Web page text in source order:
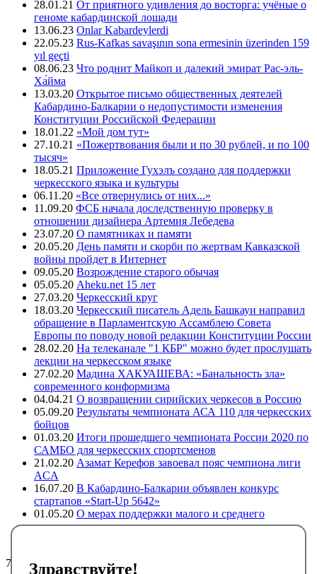
28.01.21 От приятного удивления до восторга: учёные о
геноме кабардинской лошади
13.06.23 Onlar Kabardeylerdi
22.05.23 Rus-Kafkas savaşının sona ermesinin üzerinden 159
yıl geçti
08.06.23 Что роднит Майкоп и далекий эмират Рас-эль-
Ха́йма
13.03.20 Открытое письмо общественных деятелей
Кабардино-Балкарии о недопустимости изменения
Конституции Российской Федерации
18.01.22 «Мой дом тут»
27.10.21 «Пожертвования были и по 30 рублей, и по 100
тысяч»
18.05.21 Приложение Гухэлъ создано для поддержки
черкесского языка и культуры
06.11.20 «Все отвернулись от них...»
11.09.20 ФСБ начала доследственную проверку в
отношении дизайнера Артемия Лебедева
23.07.20 О памятниках и памяти
20.05.20 День памяти и скорби по жертвам Кавказской
войны пройдет в Интернет
09.05.20 Возрождение старого обычая
05.05.20 Aheku.net 15 лет
27.03.20 Черкесский круг
18.03.20 Черкесский писатель Адель Башкауи направил
обращение в Парламентскую Ассамблею Совета
Европы по поводу новой редакции Конституции России
28.02.20 На телеканале "1 КБР" можно будет прослушать
лекции на черкесском языке
27.02.20 Мадина ХАКУАШЕВА: «Банальность зла»
современного конформизма
04.04.21 О возвращении сирийских черкесов в Россию
05.09.20 Результаты чемпионата АСА 110 для черкесских
бойцов
01.03.20 Итоги прошедшего чемпионата России 2020 по
САМБО для черкесских спортсменов
21.02.20 Азамат Керефов завоевал пояс чемпиона лиги
ACA
16.07.20 В Кабардино-Балкарии объявлен конкурс
стартапов «Start-Up 5642»
01.05.20 О мерах поддержки малого и среднего
предпринимательства в регионах компактного
7393
Здравствуйте!